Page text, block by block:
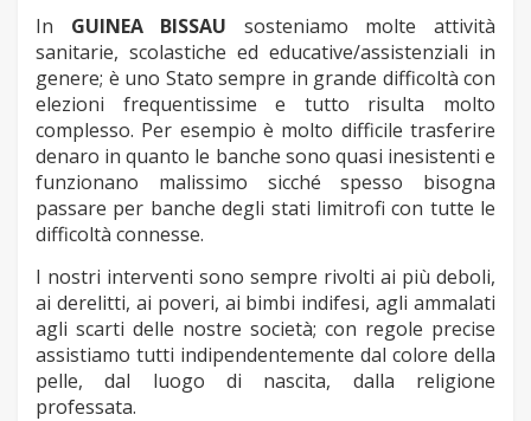
In GUINEA BISSAU sosteniamo molte attività
sanitarie, scolastiche ed educative/assistenziali in
genere; è uno Stato sempre in grande difficoltà con
elezioni frequentissime e tutto risulta molto
complesso. Per esempio è molto difficile trasferire
denaro in quanto le banche sono quasi inesistenti e
funzionano malissimo sicché spesso bisogna
passare per banche degli stati limitrofi con tutte le
difficoltà connesse.
I nostri interventi sono sempre rivolti ai più deboli,
ai derelitti, ai poveri, ai bimbi indifesi, agli ammalati
agli scarti delle nostre società; con regole precise
assistiamo tutti indipendentemente dal colore della
pelle, dal luogo di nascita, dalla religione
professata.